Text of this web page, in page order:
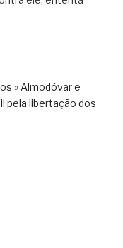
» Almodóvar e
pela libertação dos